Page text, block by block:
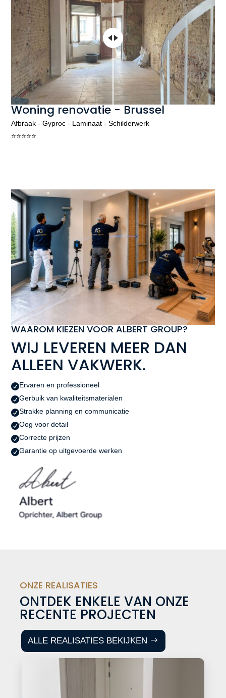
Woning renovatie - Brussel
Afbraak - Gyproc - Laminaat - Schilderwerk
⭐️⭐️⭐️⭐️⭐️
WAAROM KIEZEN VOOR ALBERT GROUP?
WIJ LEVEREN MEER DAN
ALLEEN VAKWERK.
Ervaren en professioneel
Gerbuik van kwaliteitsmaterialen
Strakke planning en communicatie
Oog voor detail
Correcte prijzen
Garantie op uitgevoerde werken
ONZE REALISATIES
ONTDEK ENKELE VAN ONZE
RECENTE PROJECTEN
ALLE REALISATIES BEKIJKEN